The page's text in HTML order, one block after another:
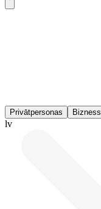
Privātpersonas Bizness
lv